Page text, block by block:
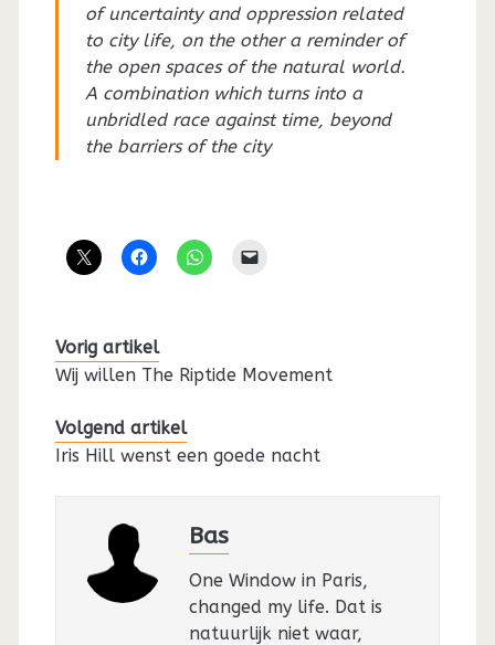
of uncertainty and oppression related
to city life, on the other a reminder of
the open spaces of the natural world.
A combination which turns into a
unbridled race against time, beyond
the barriers of the city
Vorig artikel
Wij willen The Riptide Movement
Volgend artikel
Iris Hill wenst een goede nacht
Bas
One Window in Paris,
changed my life. Dat is
natuurlijk niet waar,